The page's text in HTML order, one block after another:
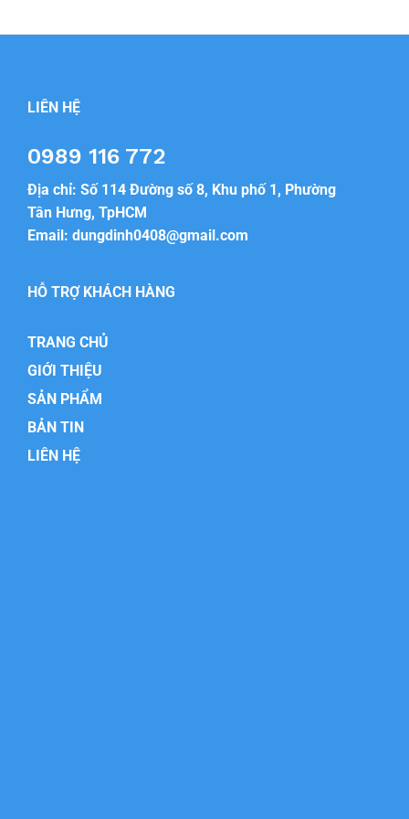
LIÊN HỆ
0989 116 772
Địa chỉ: Số 114 Đường số 8, Khu phố 1, Phường
Tân Hưng, TpHCM
Email: dungdinh0408@gmail.com
HỖ TRỢ KHÁCH HÀNG
TRANG CHỦ
GIỚI THIỆU
SẢN PHẨM
BẢN TIN
LIÊN HỆ